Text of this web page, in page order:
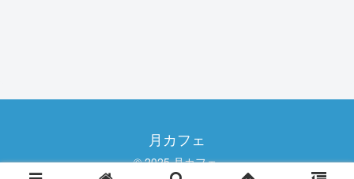
月カフェ
© 2025 月カフェ.